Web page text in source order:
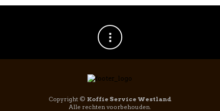
Copyright © Koffie Service Westland
Alle rechten voorbehouden.